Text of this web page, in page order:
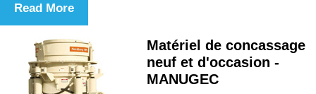
Read More
Matériel de concassage
neuf et d'occasion -
MANUGEC